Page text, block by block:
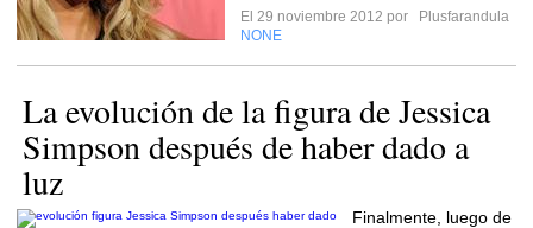
El 29 noviembre 2012 por
Plusfarandula
NONE
La evolución de la figura de Jessica
Simpson después de haber dado a
luz
Finalmente, luego de